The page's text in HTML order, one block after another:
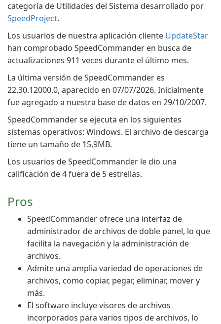
categoría de Utilidades del Sistema desarrollado por
SpeedProject.
Los usuarios de nuestra aplicación cliente UpdateStar
han comprobado SpeedCommander en busca de
actualizaciones 911 veces durante el último mes.
La última versión de SpeedCommander es
22.30.12000.0, aparecido en 07/07/2026. Inicialmente
fue agregado a nuestra base de datos en 29/10/2007.
SpeedCommander se ejecuta en los siguientes
sistemas operativos: Windows. El archivo de descarga
tiene un tamaño de 15,9MB.
Los usuarios de SpeedCommander le dio una
calificación de 4 fuera de 5 estrellas.
Pros
SpeedCommander ofrece una interfaz de
administrador de archivos de doble panel, lo que
facilita la navegación y la administración de
archivos.
Admite una amplia variedad de operaciones de
archivos, como copiar, pegar, eliminar, mover y
más.
El software incluye visores de archivos
incorporados para varios tipos de archivos, lo